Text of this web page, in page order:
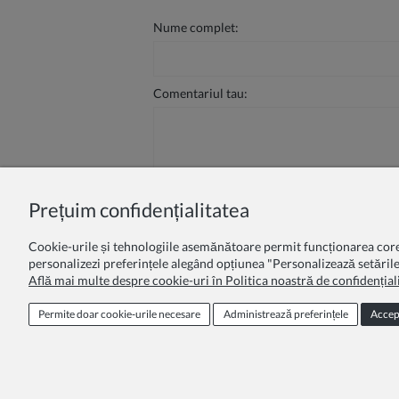
Nume complet:
Comentariul tau:
Trimite
Program de loialitate Oferta
Prețuim confidențialitatea
Cookie-urile și tehnologiile asemănătoare permit funcționarea
personalizezi preferințele alegând opțiunea "Personalizează
Află mai multe despre cookie-uri în Politica noastră de
Permite doar cookie‑urile necesare Administrează preferințele